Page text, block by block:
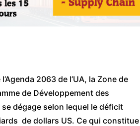
2063 de l’UA, la Zone de
de Développement des
dégage selon lequel le déficit
de dollars US. Ce qui constitue